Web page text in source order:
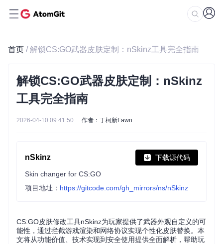
首页 / 解锁CS:GO武器皮肤定制：nSkinz工具完全指南
解锁CS:GO武器皮肤定制：nSkinz
工具完全指南
2026-04-10 09:41:50 作者：丁柯新Fawn
nSkinz 下载源代码
Skin changer for CS:GO
项目地址： https://gitcode.com/gh_mirrors/ns/nSkinz
CS:GO皮肤修改工具nSkinz为玩家提供了武器外观自定义的可
能性，通过拦截游戏渲染和网络协议实现个性化皮肤替换。本
文将从功能价值、技术实现到安全使用提供全面解析，帮助玩